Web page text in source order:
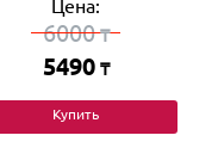
Цена:
6000₸
5490 ₸
Купить